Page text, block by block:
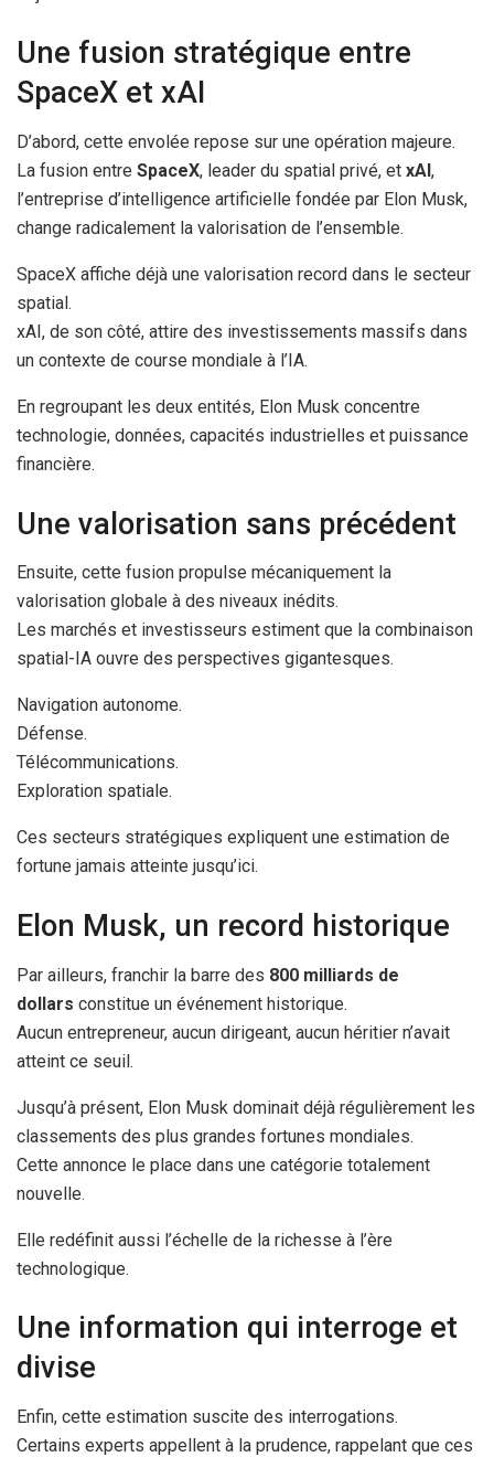
Une fusion stratégique entre
SpaceX et xAI
D’abord, cette envolée repose sur une opération majeure.
La fusion entre SpaceX, leader du spatial privé, et xAI,
l’entreprise d’intelligence artificielle fondée par Elon Musk,
change radicalement la valorisation de l’ensemble.
SpaceX affiche déjà une valorisation record dans le secteur
spatial.
xAI, de son côté, attire des investissements massifs dans
un contexte de course mondiale à l’IA.
En regroupant les deux entités, Elon Musk concentre
technologie, données, capacités industrielles et puissance
financière.
Une valorisation sans précédent
Ensuite, cette fusion propulse mécaniquement la
valorisation globale à des niveaux inédits.
Les marchés et investisseurs estiment que la combinaison
spatial-IA ouvre des perspectives gigantesques.
Navigation autonome.
Défense.
Télécommunications.
Exploration spatiale.
Ces secteurs stratégiques expliquent une estimation de
fortune jamais atteinte jusqu’ici.
Elon Musk, un record historique
Par ailleurs, franchir la barre des 800 milliards de
dollars constitue un événement historique.
Aucun entrepreneur, aucun dirigeant, aucun héritier n’avait
atteint ce seuil.
Jusqu’à présent, Elon Musk dominait déjà régulièrement les
classements des plus grandes fortunes mondiales.
Cette annonce le place dans une catégorie totalement
nouvelle.
Elle redéfinit aussi l’échelle de la richesse à l’ère
technologique.
Une information qui interroge et
divise
Enfin, cette estimation suscite des interrogations.
Certains experts appellent à la prudence, rappelant que ces